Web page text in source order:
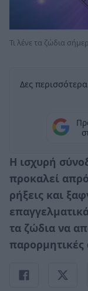
Τι λένε τα ζώδια
Δες
Η ισχυρή
προκαλεί
ρήξεις και
τα ζώδια να
παρορμητικές